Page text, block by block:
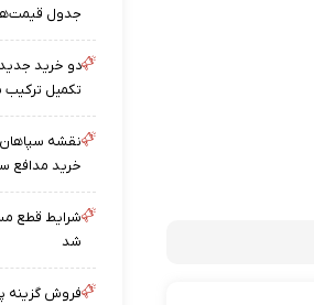
جدول قیمت‌های ۱۸ مرداد
دو خرید جدید
تکمیل ترکیب
نقشه‌ سپاهان
خرید مدافع
شرایط قطع
شد
فروش گزینه پرسپولیس